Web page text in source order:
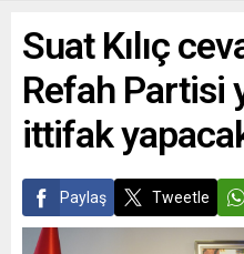
Suat Kılıç
Refah Partisi
ittifak
Paylaş Tweetle